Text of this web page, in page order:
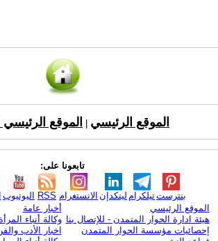
الموقع الرئيسي الموقع
تابعونا على:
اليوتيوب RSS الانستغرام لينكدإن تيلكرامبنترست
الموقع الرئيسي
هيئة ادارة الحوار المتمدن - للإتصال بنا
إحصائيات مؤسسة الحوار المتمدن
أخبار عامة
وكالة أنباء المرأة
اخبار الأدب